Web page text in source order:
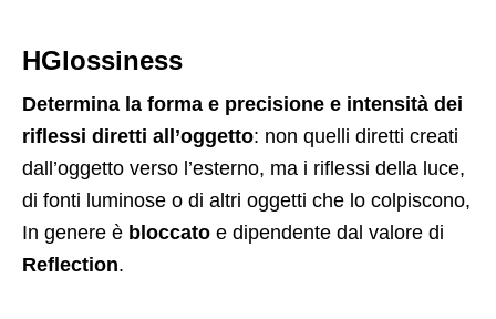
HGlossiness
Determina la forma e precisione e intensità dei
riflessi diretti all’oggetto: non quelli diretti creati
dall’oggetto verso l’esterno, ma i riflessi della luce,
di fonti luminose o di altri oggetti che lo colpiscono,
In genere è bloccato e dipendente dal valore di
Reflection.